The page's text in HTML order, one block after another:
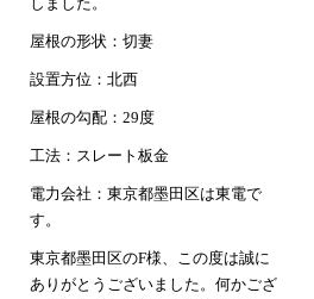
屋根の形状：切妻
設置方位：北西
屋根の勾配：29度
工法：スレート板金
電力会社：東京都墨田区は東電で
す。
東京都墨田区のF様、この度は誠に
ありがとうございました。何かござ